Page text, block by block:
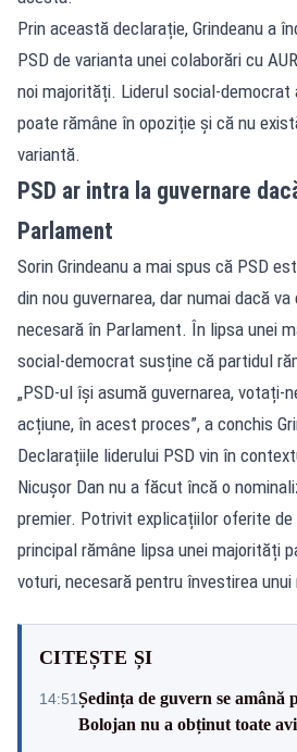
Prin această declarație, Grindeanu a
PSD de varianta unei colaborări cu
noi majorități. Liderul social-
poate rămâne în opoziție și că nu
variantă.
PSD ar intra la guvernare
Parlament
Sorin Grindeanu a mai spus că PSD
din nou guvernarea, dar numai dacă
necesară în Parlament. În lipsa unei
social-democrat susține că partidul
„PSD-ul își asumă guvernarea, votați-
acțiune, în acest proces”, a conchis
Declarațiile liderului PSD vin în
Nicușor Dan nu a făcut încă o
premier. Potrivit explicațiilor oferite de
principal rămâne lipsa unei majorități
voturi, necesară pentru învestirea unui
CITEȘTE ȘI
14:51Ședința de guvern se amână
Bolojan nu a obținut toate